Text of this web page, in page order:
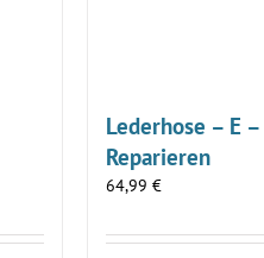
Lederhose – E
Reparieren
64,99 €